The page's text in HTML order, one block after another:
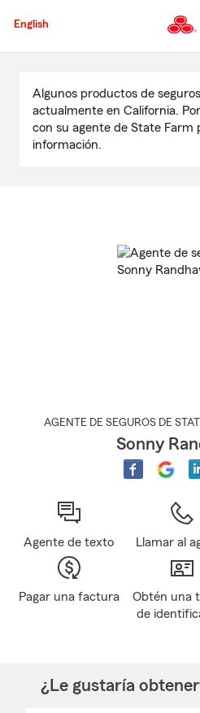
al
English
contenido
principal
Algunos productos de
actualmente en California.
con su agente de State Farm
información.
AGENTE DE SEGUROS DE
Sonny
Agente de texto Llamar al
Pagar una factura
Obtén una
de
¿Le gustaría